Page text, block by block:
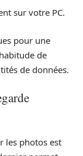
sur votre PC.
pour une
de
de données.
les photos est